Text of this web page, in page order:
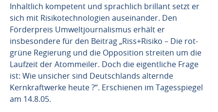
Inhaltlich kompetent und sprachlich brillant setzt er
sich mit Risikotechnologien auseinander. Den
Förderpreis Umweltjournalismus erhält er
insbesondere für den Beitrag „Riss+Risiko – Die rot-
grüne Regierung und die Opposition streiten um die
Laufzeit der Atommeiler. Doch die eigentliche Frage
ist: Wie unsicher sind Deutschlands alternde
Kernkraftwerke heute ?“. Erschienen im Tagesspiegel
am 14.8.05.